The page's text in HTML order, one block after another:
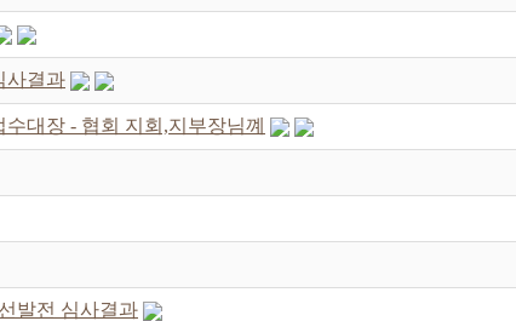
사결과
대장 - 협회 지회,지부장님꼐
발전 심사결과